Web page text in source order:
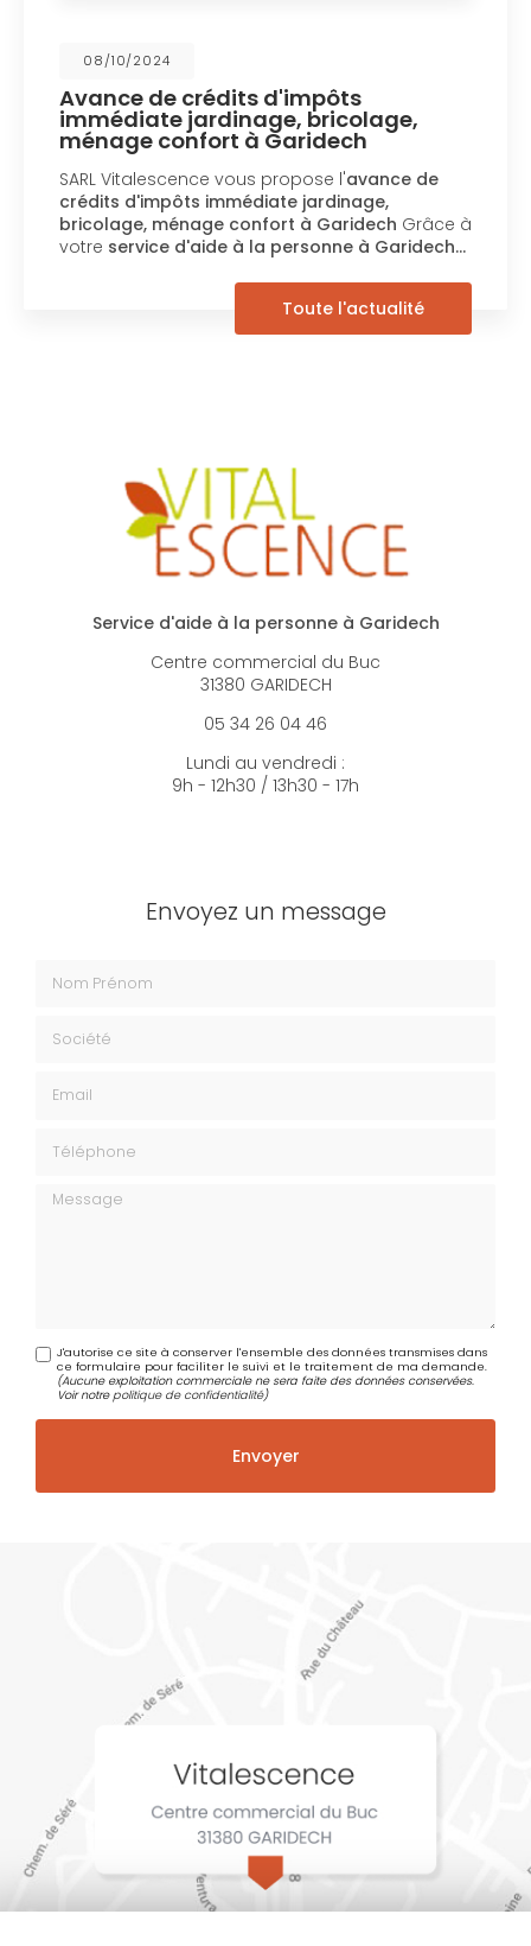
08/10/2024
Avance de crédits d'impôts
immédiate jardinage, bricolage,
ménage confort à Garidech
SARL Vitalescence vous propose l'avance de
crédits d'impôts immédiate jardinage,
bricolage, ménage confort à GaridechGrâce à
service d'aide à la personne à Garidech…
Toute l'actualité
Service d'aide à la personne à Garidech
Centre commercial du Buc
31380 GARIDECH
05 34 26 04 46
Lundi au vendredi :
9h - 12h30 / 13h30 - 17h
Envoyez un message
Message
J'autorise ce site à conserver l'ensemble des données transmises dans
ce formulaire pour faciliter le suivi et le traitement de ma demande.
(Aucune exploitation commerciale ne sera faite des données conservées.
Voir notrepolitique de confidentialité)